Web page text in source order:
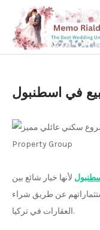
content
في اسطنبول
لأنها خيار شائع بين
عن طريق شراء
العقارات في تركيا.